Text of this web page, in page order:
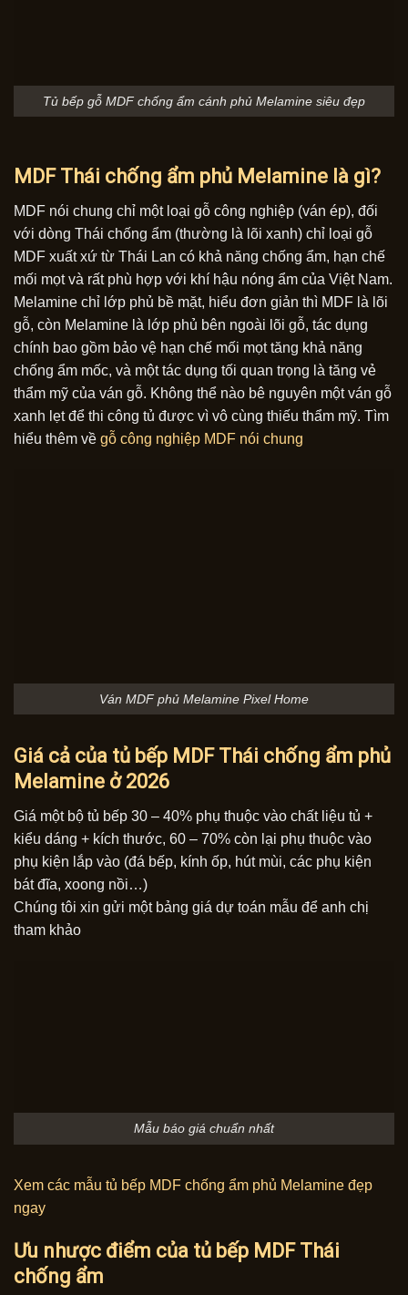
Tủ bếp gỗ MDF chống ẩm cánh phủ Melamine siêu đẹp
MDF Thái chống ẩm phủ Melamine là gì?
MDF nói chung chỉ một loại gỗ công nghiệp (ván ép), đối
với dòng Thái chống ẩm (thường là lõi xanh) chỉ loại gỗ
MDF xuất xứ từ Thái Lan có khả năng chống ẩm, hạn chế
mối mọt và rất phù hợp với khí hậu nóng ẩm của Việt Nam.
Melamine chỉ lớp phủ bề mặt, hiểu đơn giản thì MDF là lõi
gỗ, còn Melamine là lớp phủ bên ngoài lõi gỗ, tác dụng
chính bao gồm bảo vệ hạn chế mối mọt tăng khả năng
chống ẩm mốc, và một tác dụng tối quan trọng là tăng vẻ
thẩm mỹ của ván gỗ. Không thể nào bê nguyên một ván gỗ
xanh lẹt để thi công tủ được vì vô cùng thiếu thẩm mỹ. Tìm
hiểu thêm về gỗ công nghiệp MDF nói chung
Ván MDF phủ Melamine Pixel Home
Giá cả của tủ bếp MDF Thái chống ẩm phủ
Melamine ở 2026
Giá một bộ tủ bếp 30 – 40% phụ thuộc vào chất liệu tủ +
kiểu dáng + kích thước, 60 – 70% còn lại phụ thuộc vào
phụ kiện lắp vào (đá bếp, kính ốp, hút mùi, các phụ kiện
bát đĩa, xoong nồi…)
Chúng tôi xin gửi một bảng giá dự toán mẫu để anh chị
tham khảo
Mẫu báo giá chuẩn nhất
Xem các mẫu tủ bếp MDF chống ẩm phủ Melamine đẹp
ngay
Ưu nhược điểm của tủ bếp MDF Thái
chống ẩm